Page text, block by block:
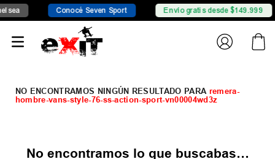
Conocé Seven Sport Envío gratis desde $149.999
remera-
hombre-vans-style-76-ss-action-sport-vn00004wd3z
No encontramos lo que buscabas…